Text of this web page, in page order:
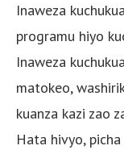
Inaweza
programu hiyo
Inaweza
matokeo,
kuanza kazi zao
Hata hivyo,